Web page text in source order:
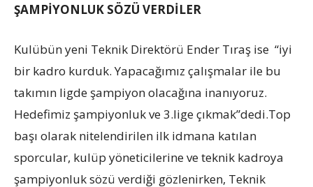
ŞAMPİYONLUK SÖZÜ VERDİLER
Kulübün yeni Teknik Direktörü Ender Tıraş ise “iyi
bir kadro kurduk. Yapacağımız çalışmalar ile bu
takımın ligde şampiyon olacağına inanıyoruz.
Hedefimiz şampiyonluk ve 3.lige çıkmak”dedi.Top
başı olarak nitelendirilen ilk idmana katılan
sporcular, kulüp yöneticilerine ve teknik kadroya
şampiyonluk sözü verdiği gözlenirken, Teknik